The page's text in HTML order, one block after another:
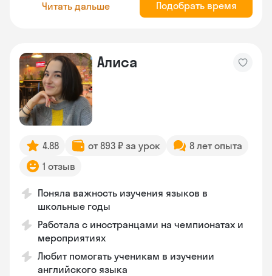
Читать дальше Подобрать время
Алиса
4.88 от 893 ₽ за урок
8 лет опыта
1 отзыв
Поняла важность изучения языков в
школьные годы
Работала с иностранцами на чемпионатах и
мероприятиях
Любит помогать ученикам в изучении
английского языка